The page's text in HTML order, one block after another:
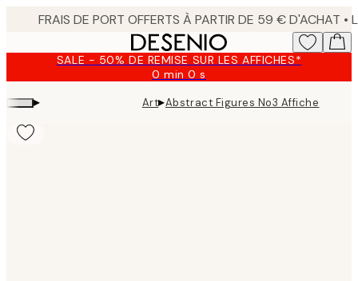
content.SALE - 50% DE REMISE SUR LES AFFICHES*
0 min0 s
Valable
jusqu'au
:
▸ Art▸Abstract Figures No3 Affiche